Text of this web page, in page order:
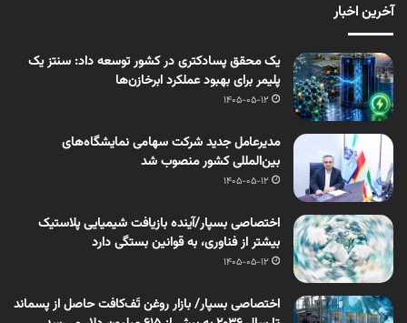
آخرین اخبار
یک محقق پسادکتری در کشور توسعه داد: سنتز یک
پلیمر برای بهبود عملکرد ابرخازن‌ها
1405-05-12
مدیرعامل جدید شرکت سهامی نمایشگاه‌های
بین‌المللی کشور منصوب شد
1405-05-12
اختصاصی بسپار/آینده بازیافت شیمیایی پلاستیک
بیشتر از فناوری، به قوانین بستگی دارد
1405-05-12
اختصاصی بسپار/ بازار روغن تَف‌کافت حاصل از پسماند